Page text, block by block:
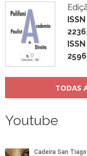
TODAS
Youtube